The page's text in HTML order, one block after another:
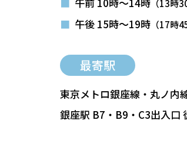
（13時
■ 午後 15時～19時 （17時
最寄駅
東京メトロ銀座線・丸ノ内
銀座駅 B7・B9・C3出入口